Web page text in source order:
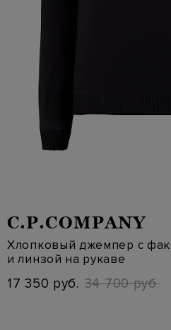
C.P.COMPANY
Хлопковый джемпер с
и линзой на рукаве
17 350 руб. 34 700 руб.